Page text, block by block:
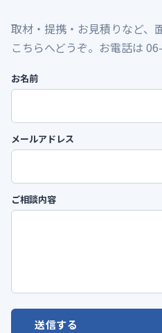
取材・提携・お見積りなど、
こちらへどうぞ。お電話は
お名前
メールアドレス
ご相談内容
送信する